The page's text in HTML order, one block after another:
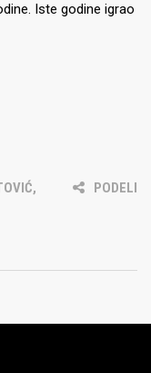
Iste godine igrao
,
PODELI